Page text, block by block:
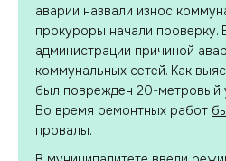
аварии назвали износ
прокуроры начали проверку.
администрации причиной
коммунальных сетей. Как
был поврежден 20-метровый
Во время ремонтных работ
провалы.